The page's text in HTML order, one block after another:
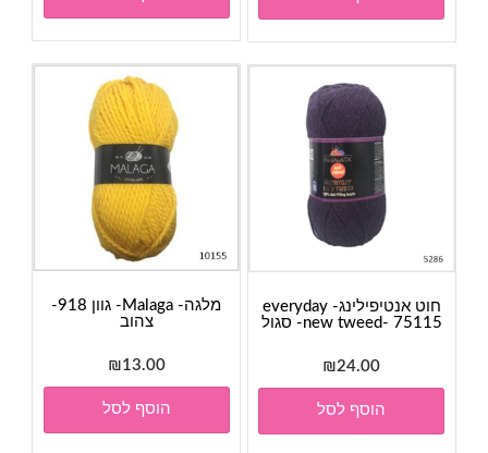
מלגה- Malaga- גוון 918-
צהוב
₪13.00
הוסף לסל
חוט אנטיפילינג- everyday
new tweed- 75115- סגול
₪24.00
הוסף לסל